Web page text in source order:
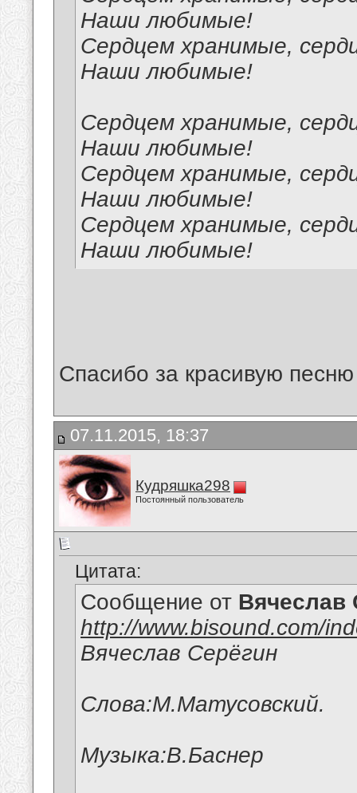
Наши любимые!
Сердцем хранимые,
Наши любимые!
Сердцем хранимые,
Наши любимые!
Сердцем хранимые,
Наши любимые!
Сердцем хранимые,
Наши любимые!
Спасибо за красивую
07.11.2015, 18:37
Кудряшка298
Постоянный пользователь
Цитата:
Сообщение от Вячеслав
http://www.bisound.com/
Вячеслав Серёгин
Слова:М.Матусовский.
Музыка:В.Баснер